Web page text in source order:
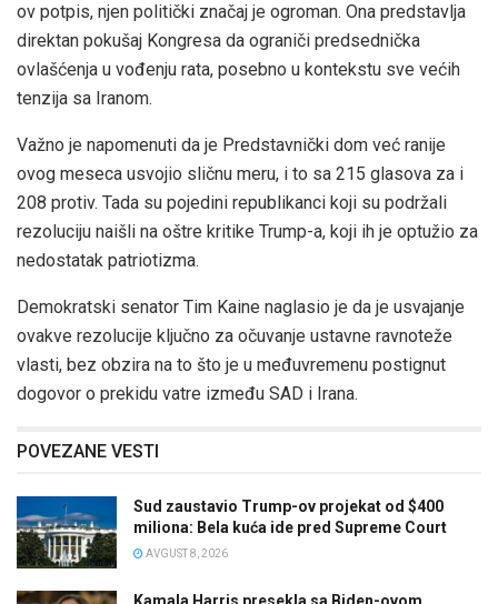
ov potpis, njen politički značaj je ogroman. Ona predstavlja
direktan pokušaj Kongresa da ograniči predsednička
ovlašćenja u vođenju rata, posebno u kontekstu sve većih
tenzija sa Iranom.
Važno je napomenuti da je Predstavnički dom već ranije
ovog meseca usvojio sličnu meru, i to sa 215 glasova za i
208 protiv. Tada su pojedini republikanci koji su podržali
rezoluciju naišli na oštre kritike Trump-a, koji ih je optužio za
nedostatak patriotizma.
Demokratski senator Tim Kaine naglasio je da je usvajanje
ovakve rezolucije ključno za očuvanje ustavne ravnoteže
vlasti, bez obzira na to što je u međuvremenu postignut
dogovor o prekidu vatre između SAD i Irana.
POVEZANE VESTI
Sud zaustavio Trump-ov projekat od $400
miliona: Bela kuća ide pred Supreme Court
AVGUST 8, 2026
Kamala Harris presekla sa Biden-ovom